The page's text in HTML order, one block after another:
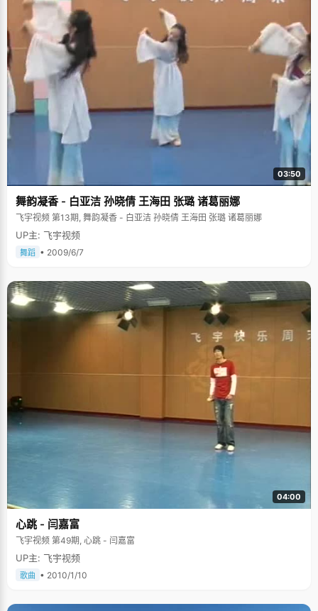
03:50
舞韵凝香 - 白亚洁 孙晓倩 王海田 张璐 诸葛丽娜
飞宇视频 第13期, 舞韵凝香 - 白亚洁 孙晓倩 王海田 张璐 诸葛丽娜
UP主: 飞宇视频
舞蹈 • 2009/6/7
04:00
心跳 - 闫嘉富
飞宇视频 第49期, 心跳 - 闫嘉富
UP主: 飞宇视频
歌曲 • 2010/1/10